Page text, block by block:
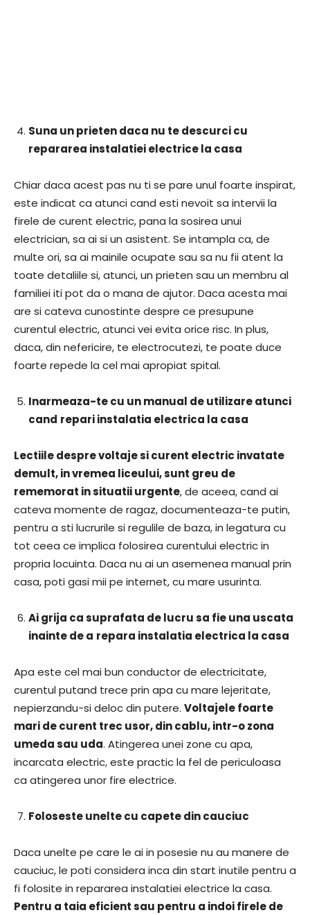
Suna un prieten daca nu te descurci cu
repararea instalatiei electrice la casa
Chiar daca acest pas nu ti se pare unul foarte inspirat,
este indicat ca atunci cand esti nevoit sa intervii la
firele de curent electric, pana la sosirea unui
electrician, sa ai si un asistent. Se intampla ca, de
multe ori, sa ai mainile ocupate sau sa nu fii atent la
toate detaliile si, atunci, un prieten sau un membru al
familiei iti pot da o mana de ajutor. Daca acesta mai
are si cateva cunostinte despre ce presupune
curentul electric, atunci vei evita orice risc. In plus,
daca, din nefericire, te electrocutezi, te poate duce
foarte repede la cel mai apropiat spital.
Inarmeaza-te cu un manual de utilizare atunci
cand repari instalatia electrica la casa
Lectiile despre voltaje si curent electric invatate
demult, in vremea liceului, sunt greu de
rememorat in situatii urgente, de aceea, cand ai
cateva momente de ragaz, documenteaza-te putin,
pentru a sti lucrurile si regulile de baza, in legatura cu
tot ceea ce implica folosirea curentului electric in
propria locuinta. Daca nu ai un asemenea manual prin
casa, poti gasi mii pe internet, cu mare usurinta.
Ai grija ca suprafata de lucru sa fie una uscata
inainte de a repara instalatia electrica la casa
Apa este cel mai bun conductor de electricitate,
curentul putand trece prin apa cu mare lejeritate,
nepierzandu-si deloc din putere. Voltajele foarte
mari de curent trec usor, din cablu, intr-o zona
umeda sau uda. Atingerea unei zone cu apa,
incarcata electric, este practic la fel de periculoasa
ca atingerea unor fire electrice.
Foloseste unelte cu capete din cauciuc
Daca unelte pe care le ai in posesie nu au manere de
cauciuc, le poti considera inca din start inutile pentru a
fi folosite in repararea instalatiei electrice la casa.
Pentru a taia eficient sau pentru a indoi firele de